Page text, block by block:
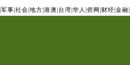
军事 社会 地方 港澳 台湾 华人 侨网 财经 金融